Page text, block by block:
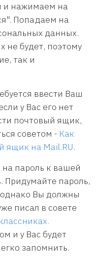
и нажимаем на
Попадаем на
данных.
не будет, поэтому
так и
ввести Ваш
у Вас его нет
почтовый ящик,
советом - Как
ящик на Mail.RU.
пароль к вашей
Придумайте пароль,
Вы должны
писал в совете
и у Вас будет
запомнить.